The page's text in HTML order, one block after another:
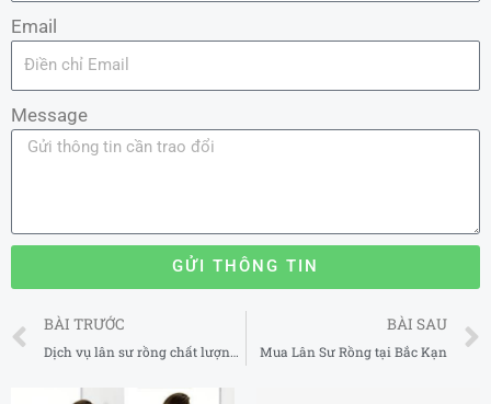
Email
Message
GỬI THÔNG TIN
Prev
BÀI TRƯỚC
Dịch vụ lân sư rồng chất lượng tại Trà Vinh
BÀI SAU
Mua Lân Sư Rồng tại Bắc Kạn